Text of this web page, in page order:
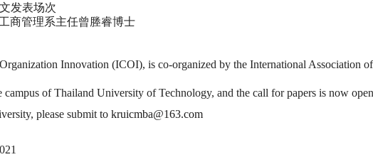
发表场次
商管理系主任曾塍睿博士
Innovation (ICOI), is co-organized by the International Association
of Thailand University of Technology, and the call for papers is now
please submit to kruicmba@163.com